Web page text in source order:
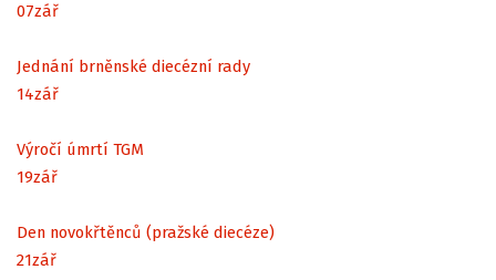
07zář
Jednání brněnské diecézní rady
14zář
Výročí úmrtí TGM
19zář
Den novokřtěnců (pražské diecéze)
21zář